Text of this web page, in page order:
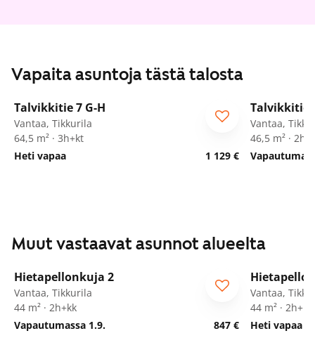
Vapaita asuntoja tästä talosta
/20
Talvikkitie 7 G-H
Vantaa, Tikkurila
64,5 m² · 3h+kt
Heti vapaa
1 129 €
Talvikkitie
Vantaa,
46,5 m² ·
Muut vastaavat asunnot alueelta
ARA
Hietapellonkuja 2
Vantaa, Tikkurila
44 m² · 2h+kk
Vapautumassa 1.9.
847 €
ARA
Vantaa,
44 m² · 2h+kk
Heti vapaa